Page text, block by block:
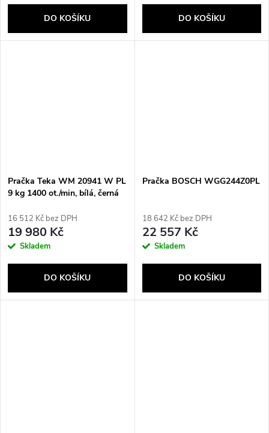
DO KOŠÍKU DO KOŠÍKU
Pračka Teka WM 20941 W PL
9 kg 1400 ot./min, bílá, černá
16 512 Kč bez DPH
19 980 Kč
Skladem
DO KOŠÍKU
Pračka BOSCH WGG244Z0PL
18 642 Kč bez DPH
22 557 Kč
Skladem
DO KOŠÍKU